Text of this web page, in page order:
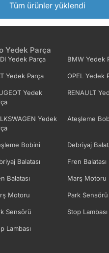
Tüm ürünler yüklendi
Yedek Parça
Yedek Parça BMW Yedek
Yedek Parça OPEL Yedek
Yedek
RENAULT
Yedek
Ateşleme
Bobini Debriyaj
Balatası Fren Balatası
Balatası Marş Motoru
Motoru Park Sensörü
Sensörü Stop Lambası
Lambası